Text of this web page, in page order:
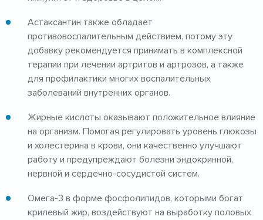
Астаксантин также обладает
противовоспалительным действием, потому эту
добавку рекомендуется принимать в комплексной
терапии при лечении артритов и артрозов, а также
для профилактики многих воспалительных
заболеваний внутренних органов.
Жирные кислоты оказывают положительное влияние
на организм. Помогая регулировать уровень глюкозы
и холестерина в крови, они качественно улучшают
работу и предупреждают болезни эндокринной,
нервной и сердечно-сосудистой систем.
Омега-3 в форме фосфолипидов, которыми богат
крилевый жир, воздействуют на выработку половых